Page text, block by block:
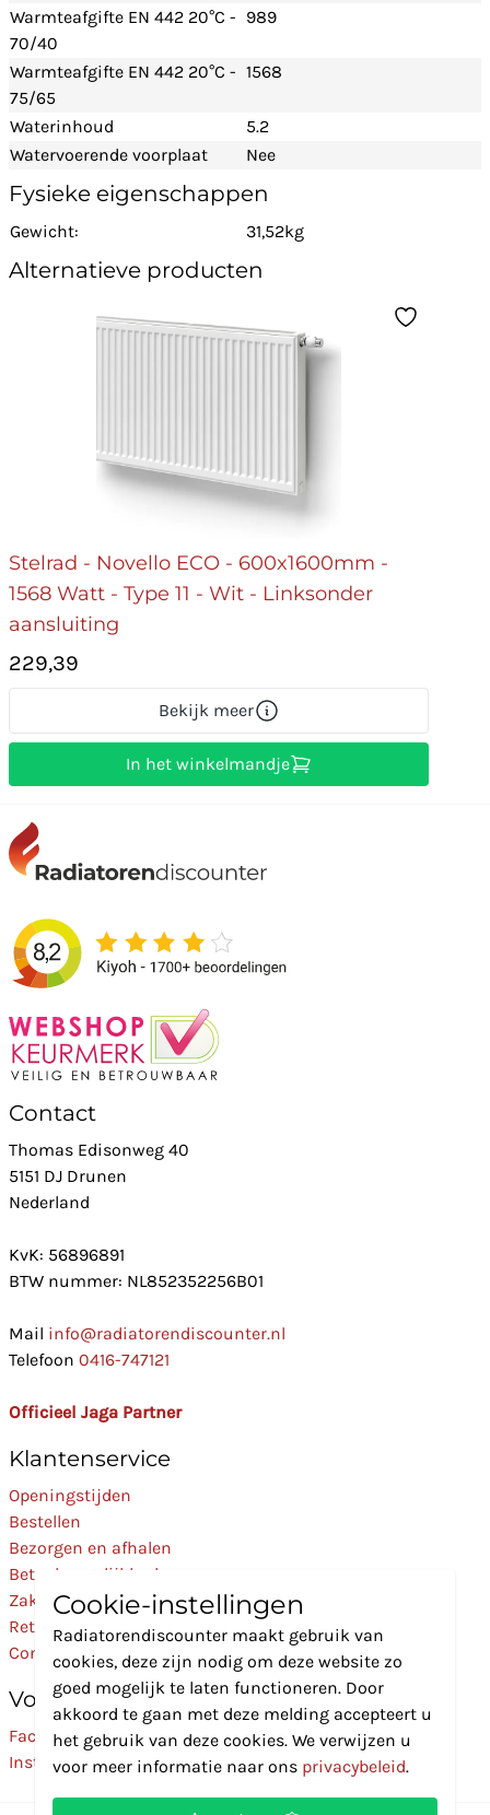
Warmteafgifte EN 442 20°C -
70/40
989
Warmteafgifte EN 442 20°C -
75/65
1568
Waterinhoud
5.2
Watervoerende voorplaat
Nee
Fysieke eigenschappen
Gewicht: 31,52kg
Alternatieve producten
Stelrad - Novello ECO - 600x1600mm -
1568 Watt - Type 11 - Wit - Linksonder
aansluiting
229,39
Bekijk meer
In het winkelmandje
Contact
Thomas Edisonweg 40
5151 DJ Drunen
Nederland
KvK: 56896891
BTW nummer: NL852352256B01
Mail info@radiatorendiscounter.nl
Telefoon 0416-747121
Officieel Jaga Partner
Klantenservice
Openingstijden
Bestellen
Bezorgen en afhalen
Betaalmogelijkheden
Zakelijk
Retourneren
Contact
Volg Ons
Facebook
Instagram
Cookie-instellingen
Radiatorendiscounter maakt gebruik van
cookies, deze zijn nodig om deze website zo
goed mogelijk te laten functioneren. Door
akkoord te gaan met deze melding accepteert u
het gebruik van deze cookies. We verwijzen u
voor meer informatie naar ons privacybeleid.